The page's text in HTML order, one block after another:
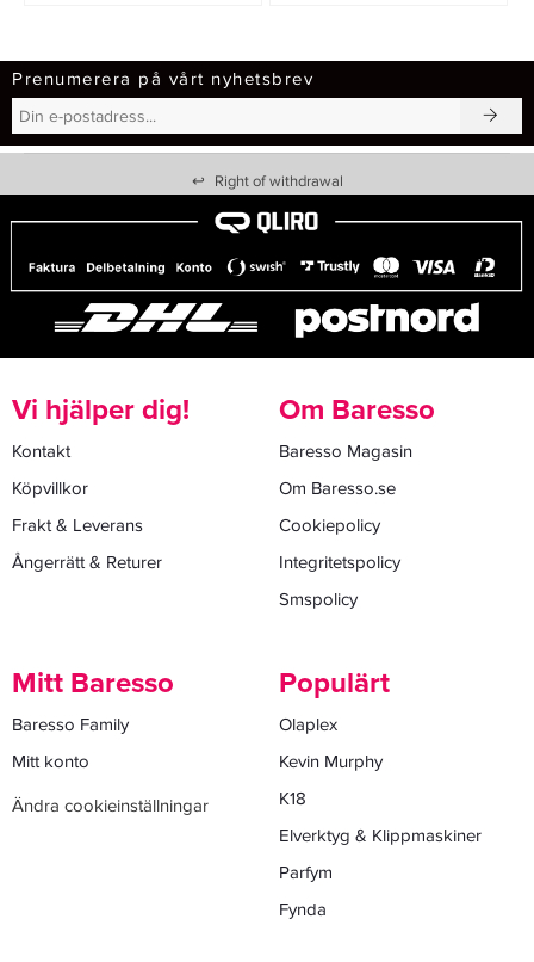
Prenumerera på vårt nyhetsbrev
↩ Right of withdrawal
Vi hjälper dig!
Kontakt
Köpvillkor
Frakt & Leverans
Ångerrätt & Returer
Om Baresso
Baresso Magasin
Om Baresso.se
Cookiepolicy
Integritetspolicy
Smspolicy
Mitt Baresso
Baresso Family
Mitt konto
Ändra cookieinställningar
Populärt
Olaplex
Kevin Murphy
K18
Elverktyg & Klippmaskiner
Parfym
Fynda